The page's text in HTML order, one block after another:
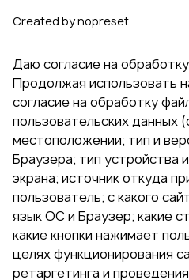
Created by nopreset
Даю согласие на
Продолжая использовать
согласие на обработку
пользовательских данных
местоположении; тип и
Браузера; тип устройства
экрана; источник откуда
пользователь; с какого
язык ОС и Браузер; какие
какие кнопки нажимает
целях функционирования
ретаргетинга и